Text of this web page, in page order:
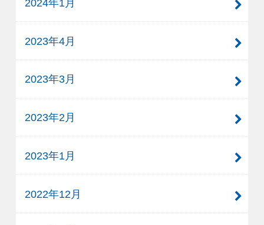
2024年1月
2023年4月
2023年3月
2023年2月
2023年1月
2022年12月